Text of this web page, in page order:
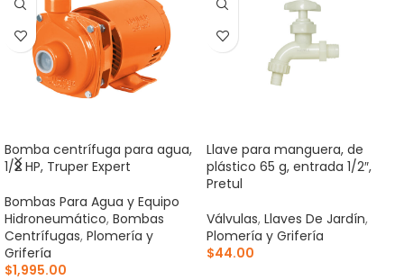
Bomba centrífuga para agua,
1/2 HP, Truper Expert
Bombas Para Agua y Equipo
Hidroneumático, Bombas
Centrífugas, Plomería y
Grifería
$1,995.00
Llave para manguera, de
plástico 65 g, entrada 1/2″,
Pretul
Válvulas, Llaves De Jardín,
Plomería y Grifería
$44.00